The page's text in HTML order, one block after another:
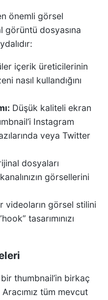
önemli görsel
görüntü dosyasına
içerik üreticilerinin
nasıl kullandığını
Düşük kaliteli ekran
Instagram
veya Twitter
dosyaları
görsellerini
videoların görsel stilini
tasarımınızı
thumbnail’in birkaç
tüm mevcut